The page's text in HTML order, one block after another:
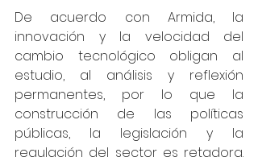
De acuerdo con Armida, la
innovación y la velocidad del
cambio tecnológico obligan al
estudio, al análisis y reflexión
permanentes, por lo que la
construcción de las políticas
públicas, la legislación y la
regulación del sector es retadora.